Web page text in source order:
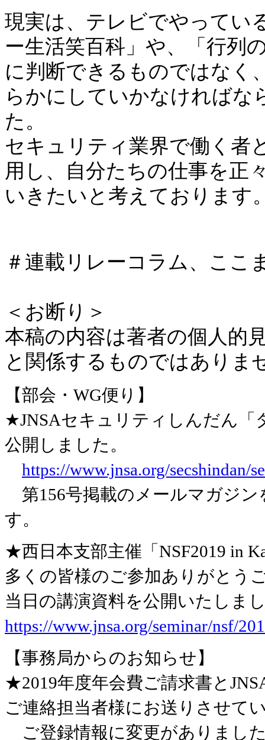
現実は、テレビでやってい
ー生活笑百科」や、「行列
に判断できるものではなく
らかにしていかなければな
た。
セキュリティ業界で働く者
用し、自分たちの仕事を正
いきたいと考えております
＃連載リレーコラム、ここ
＜お断り＞
本稿の内容は著者の個人的
と関係するものではありま
【部会・WG便り】
★JNSAセキュリティしんだん「
公開しました。
https://www.jnsa.org/secshindan/
第156号掲載のメールマガジン
す。
★西日本支部主催「NSF2019 in
多くの皆様のご参加ありがとう
当日の講演資料を公開いたしま
https://www.jnsa.org/seminar/nsf/
【事務局からのお知らせ】
★2019年度年会費ご請求書と
ご連絡担当者様にお送りさせて
ご登録情報に変更がありまし